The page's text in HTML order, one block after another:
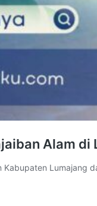
Alam di
Lumajang